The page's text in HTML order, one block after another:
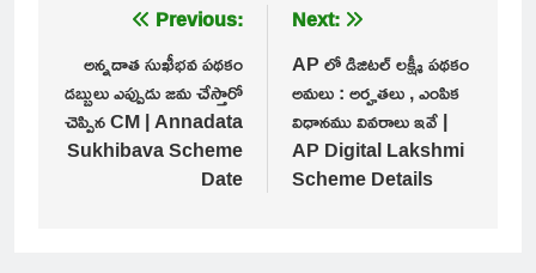
navigation
Previous:
అన్నదాత సుఖీభవ పథకం
డబ్బులు ఎప్పుడు జమ చేస్తారో
చెప్పిన CM | Annadata
Sukhibava Scheme
Date
Next:
AP లో డిజిటల్ లక్ష్మీ పథకం
అమలు : అర్హతలు , ఎంపిక
విధానము వివరాలు ఇవే |
AP Digital Lakshmi
Scheme Details